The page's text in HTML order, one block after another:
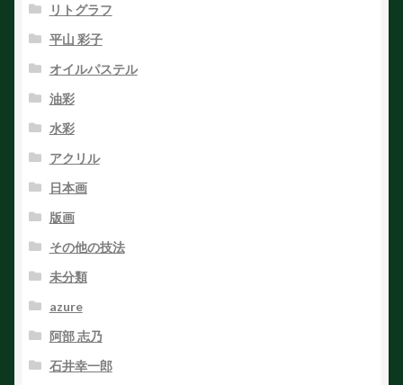
リトグラフ
平山 彩子
オイルパステル
油彩
水彩
アクリル
日本画
版画
その他の技法
未分類
azure
阿部 志乃
石井幸一郎